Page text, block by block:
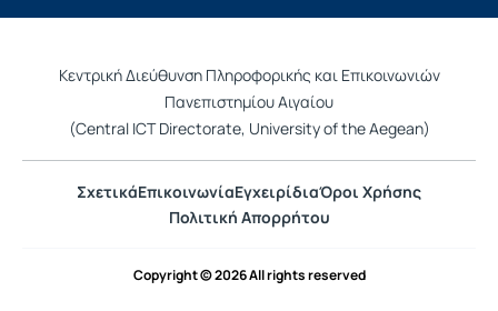
Κεντρική Διεύθυνση Πληροφορικής και Επικοινωνιών
Πανεπιστημίου Αιγαίου
(Central ICT Directorate, University of the Aegean)
ΣχετικάΕπικοινωνίαΕγχειρίδιαΌροι Χρήσης
Πολιτική Απορρήτου
Copyright © 2026 All rights reserved